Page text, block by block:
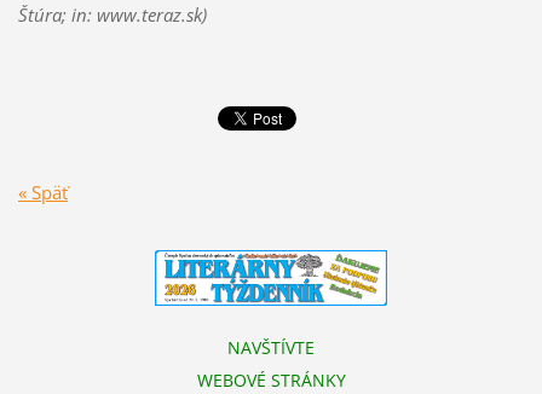
Štúra; in: www.teraz.sk)
« Späť
NAVŠTÍVTE
WEBOVÉ STRÁNKY